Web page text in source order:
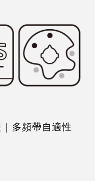
多頻帶自適性